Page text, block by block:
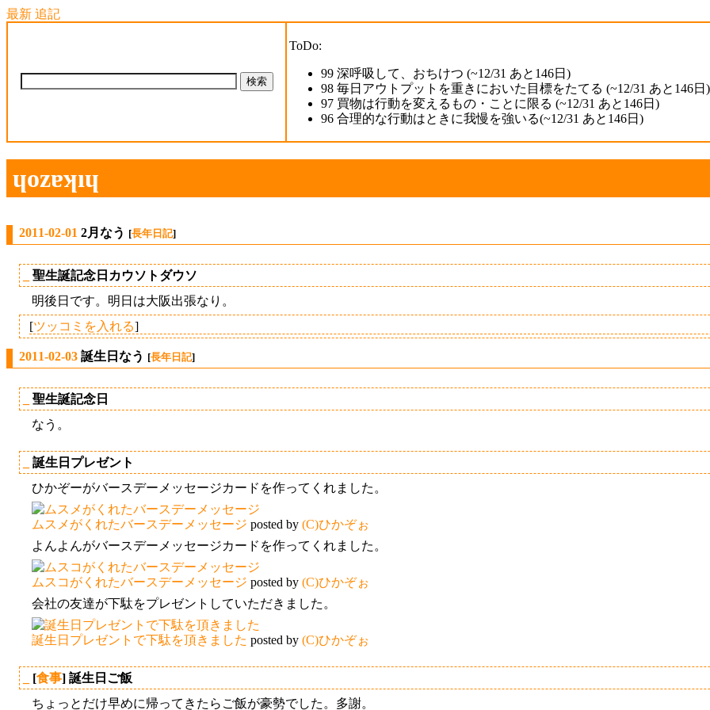
最新 追記
ToDo:
99 深呼吸して、おちけつ (~12/31 あと146日)
98 毎日アウトプットを重きにおいた目標をたてる (~12/31 あと146日)
97 買物は行動を変えるもの・ことに限る (~12/31 あと146日)
96 合理的な行動はときに我慢を強いる(~12/31 あと146日)
ɥozɐʞıɥ
2011-02-01 2月なう [長年日記]
聖生誕記念日カウソトダウソ
明後日です。明日は大阪出張なり。
[ツッコミを入れる]
2011-02-03 誕生日なう [長年日記]
聖生誕記念日
なう。
誕生日プレゼント
ひかぞーがバースデーメッセージカードを作ってくれました。
ムスメがくれたバースデーメッセージ posted by (C)ひかぞぉ
よんよんがバースデーメッセージカードを作ってくれました。
ムスコがくれたバースデーメッセージ posted by (C)ひかぞぉ
会社の友達が下駄をプレゼントしていただきました。
誕生日プレゼントで下駄を頂きました posted by (C)ひかぞぉ
[食事] 誕生日ご飯
ちょっとだけ早めに帰ってきたらご飯が豪勢でした。多謝。